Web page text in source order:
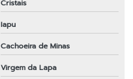
Cristais
Iapu
Cachoeira de Minas
Virgem da Lapa